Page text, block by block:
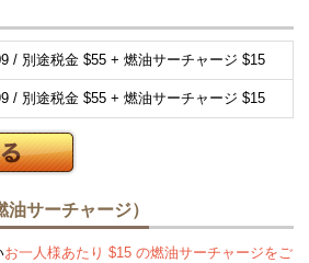
/ 別途税金 $55 + 燃油サーチャージ $15
/ 別途税金 $55 + 燃油サーチャージ $15
サーチャージ）
お一人様あたり $15 の燃油サーチャージをご